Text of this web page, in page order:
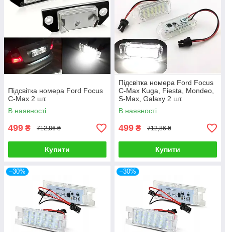
Підсвітка номера Ford Focus
C-Max 2 шт.
В наявності
499 ₴ 712,86 ₴
Купити
Підсвітка номера Ford Focus
C-Max Kuga, Fiesta, Mondeo,
S-Max, Galaxy 2 шт.
В наявності
499 ₴ 712,86 ₴
Купити
–30% –30%